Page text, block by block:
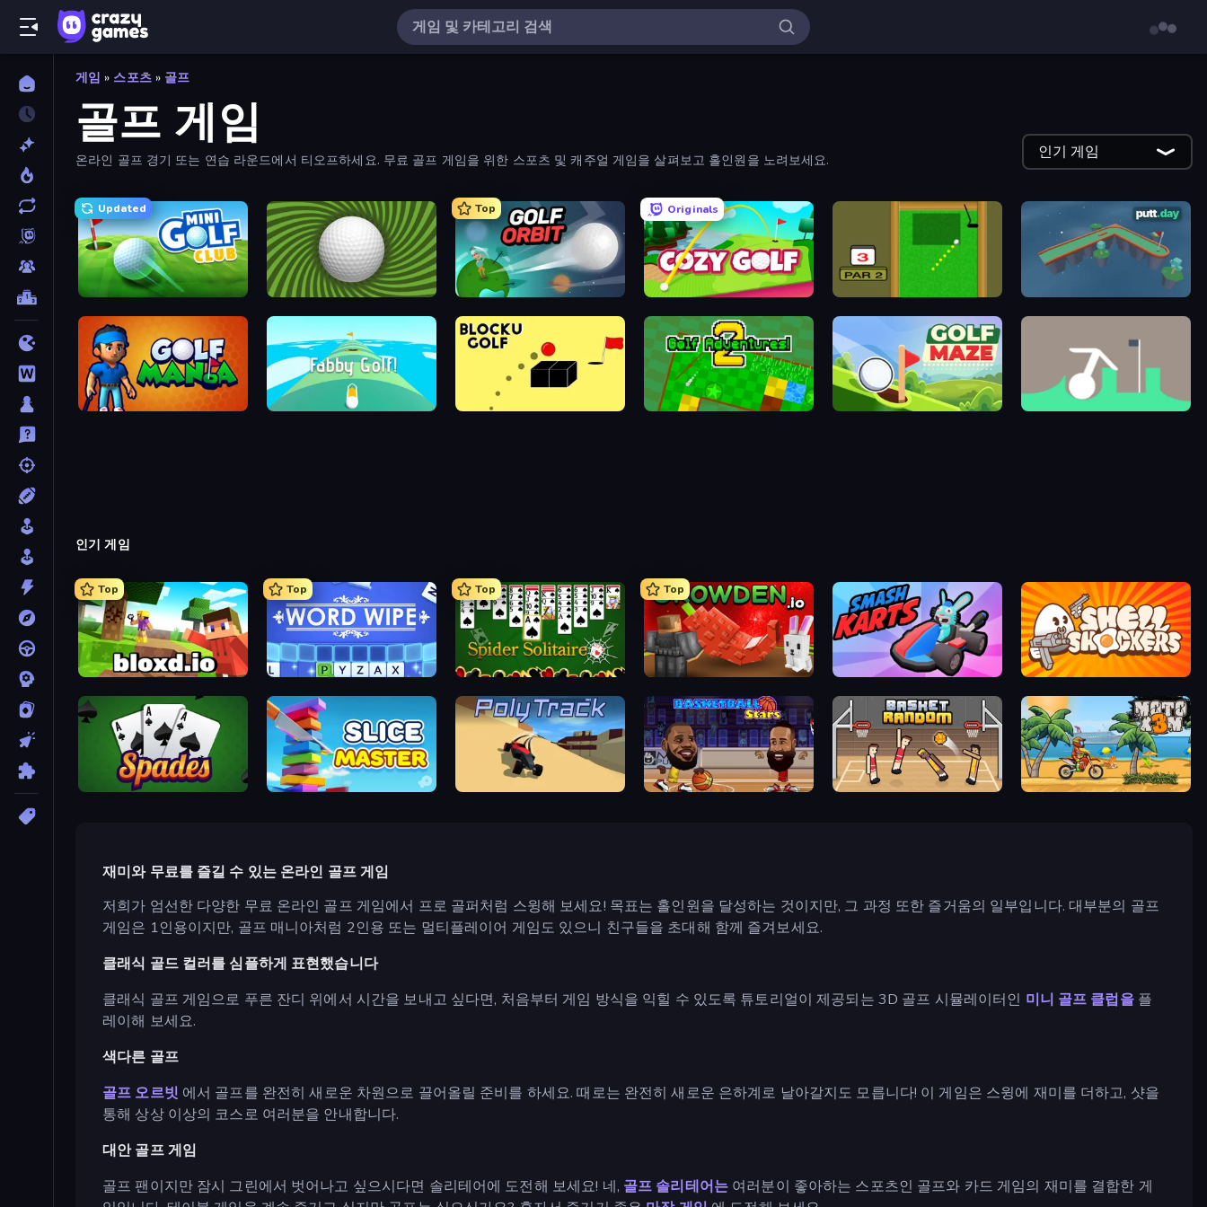
게임 » 스포츠 » 골프
골프 게임
온라인 골프 경기 또는 연습 라운드에서 티오프하세요. 무료 골프 게임을 위한 스포츠 및 캐주얼 게임을 살펴보고 홀인원을 노려보세요. 인기 게임
Updated
Mini Golf Club The Speedy Golf
Top
Golf Orbit
Originals
Cozy Golf
Golf Mania Fabby Golf! Bounce Blocku Golf Golf Adventures! 2 Golf Maze
인기 게임
Top
Bloxd.io
Top
Word Wipe
Top
Spider Solitaire
Top
Grow A Garden | Growden.io Smash Karts Shell Shockers
Spades Slice Master Basketball Stars Basket Random Moto X3M
재미와 무료를 즐길 수 있는 온라인 골프 게임
저희가 엄선한 다양한 무료 온라인 골프 게임에서 프로 골퍼처럼 스윙해 보세요! 목표는 홀인원을 달성하는 것이지만, 그 과정 또한 즐거움의 일부입니다. 대부분의 골프
게임은 1인용이지만, 골프 매니아처럼 2인용 또는 멀티플레이어 게임도 있으니 친구들을 초대해 함께 즐겨보세요.
클래식 골드 컬러를 심플하게 표현했습니다
클래식 골프 게임으로 푸른 잔디 위에서 시간을 보내고 싶다면, 처음부터 게임 방식을 익힐 수 있도록 튜토리얼이 제공되는 3D 골프 시뮬레이터인 미니 골프 클럽을플
레이해 보세요.
색다른 골프
골프 오르빗 에서 골프를 완전히 새로운 차원으로 끌어올릴 준비를 하세요. 때로는 완전히 새로운 은하계로 날아갈지도 모릅니다! 이 게임은 스윙에 재미를 더하고, 샷을
통해 상상 이상의 코스로 여러분을 안내합니다.
대안 골프 게임
골프 팬이지만 잠시 그린에서 벗어나고 싶으시다면 솔리테어에 도전해 보세요! 네, 골프 솔리테어는여러분이 좋아하는 스포츠인 골프와 카드 게임의 재미를 결합한 게